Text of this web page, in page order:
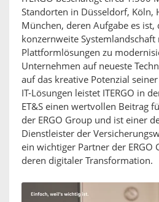
Standorten in Düsseldorf, Köln,
München, deren Aufgabe es ist,
konzernweite
Plattformlösungen zu
Unternehmen auf neueste
auf das kreative Potenzial
IT-Lösungen leistet ITERGO in
ET&S einen wertvollen Beitrag
der ERGO Group und ist einer
Dienstleister der
ein wichtiger Partner der ERGO
deren digitaler Transformation.